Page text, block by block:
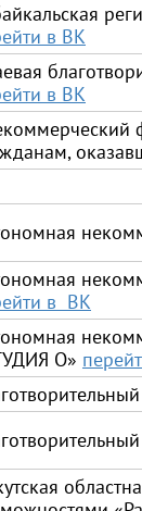
в ВК
в ВК
в ВК
О»